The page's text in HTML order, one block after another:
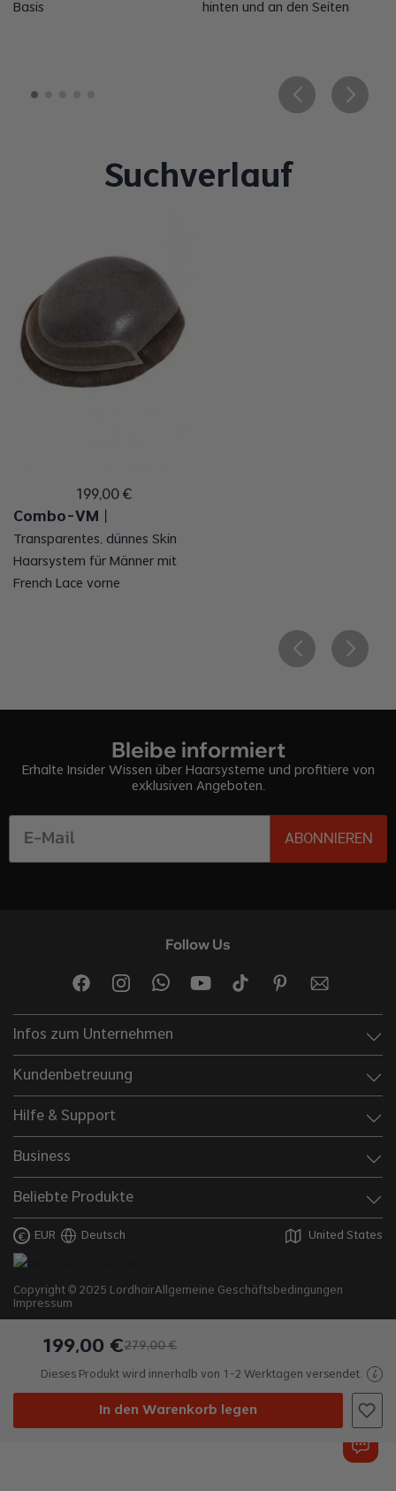
Basis
hinten und an den Seiten
Suchverlauf
199,00 €
Combo-VM
Transparentes, dünnes Skin
Haarsystem für Männer mit
French Lace vorne
Bleibe informiert
Erhalte Insider Wissen über Haarsysteme und profitiere von
exklusiven Angeboten.
ABONNIEREN
Infos zum Unternehmen
Kundenbetreuung
Hilfe & Support
Business
Beliebte Produkte
Follow Us
€ EUR Deutsch United States
Copyright © 2025 LordhairAllgemeine Geschäftsbedingungen
Impressum
199,00 €279,00 €
Dieses Produkt wird innerhalb von 1-2 Werktagen versendet.
In den Warenkorb legen